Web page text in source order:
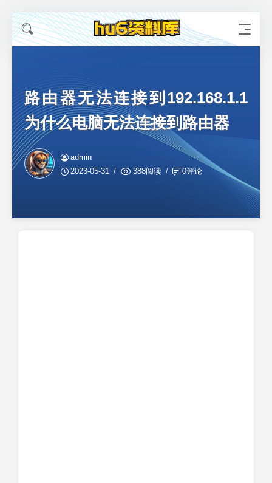
路由器无法连接到192.168.1.1
为什么电脑无法连接到路由器
admin
2023-05-31
388阅读 0评论